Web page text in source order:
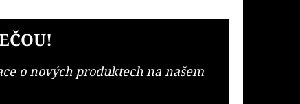
o nových produktech na našem